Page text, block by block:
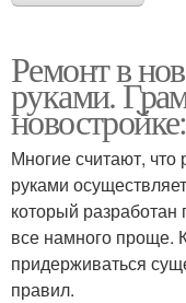
Ремонт в
руками.
Многие считают,
руками
который
все намного проще.
придерживаться
правил.